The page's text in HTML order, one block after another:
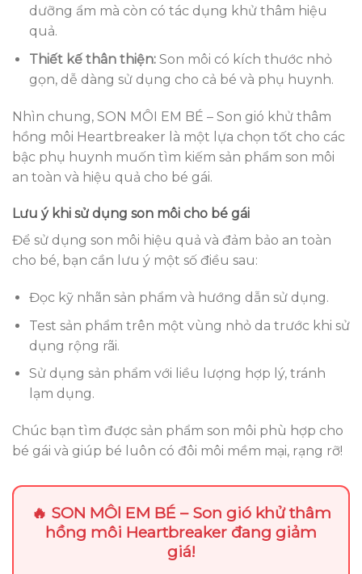
dưỡng ẩm mà còn có tác dụng khử thâm hiệu
quả.
Thiết kế thân thiện:Son môi có kích thước nhỏ
gọn, dễ dàng sử dụng cho cả bé và phụ huynh.
Nhìn chung, SON MÔI EM BÉ – Son gió khử thâm
hồng môi Heartbreaker là một lựa chọn tốt cho các
bậc phụ huynh muốn tìm kiếm sản phẩm son môi
an toàn và hiệu quả cho bé gái.
Lưu ý khi sử dụng son môi cho bé gái
Để sử dụng son môi hiệu quả và đảm bảo an toàn
cho bé, bạn cần lưu ý một số điều sau:
Đọc kỹ nhãn sản phẩm và hướng dẫn sử dụng.
Test sản phẩm trên một vùng nhỏ da trước khi sử
dụng rộng rãi.
Sử dụng sản phẩm với liều lượng hợp lý, tránh
lạm dụng.
Chúc bạn tìm được sản phẩm son môi phù hợp cho
bé gái và giúp bé luôn có đôi môi mềm mại, rạng rỡ!
🔥 SON MÔl EM BÉ – Son gió khử thâm
hồng môi Heartbreaker đang giảm
giá!